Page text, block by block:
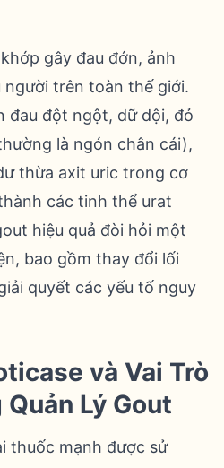
gây đau đớn, ảnh
trên toàn thế giới.
đau đột ngột, dữ dội, đỏ
là ngón chân cái),
thừa axit uric trong cơ
các tinh thể urat
hiệu quả đòi hỏi một
bao gồm thay đổi lối
quyết các yếu tố nguy
và Vai Trò
Lý Gout
thuốc mạnh được sử